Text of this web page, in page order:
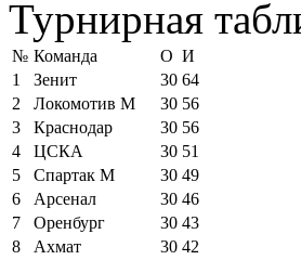
Турнирная
№ Команда О И
1
Зенит 30 64
2
Локомотив М 30 56
3
Краснодар 30 56
4
ЦСКА 30 51
5
Спартак М 30 49
6
Арсенал 30 46
7
Оренбург 30 43
8
Ахмат 30 42